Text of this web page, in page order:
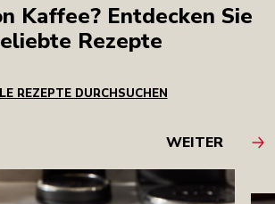
Kaffee? Entdecken Sie
Rezepte
REZEPTE DURCHSUCHEN
WEITER